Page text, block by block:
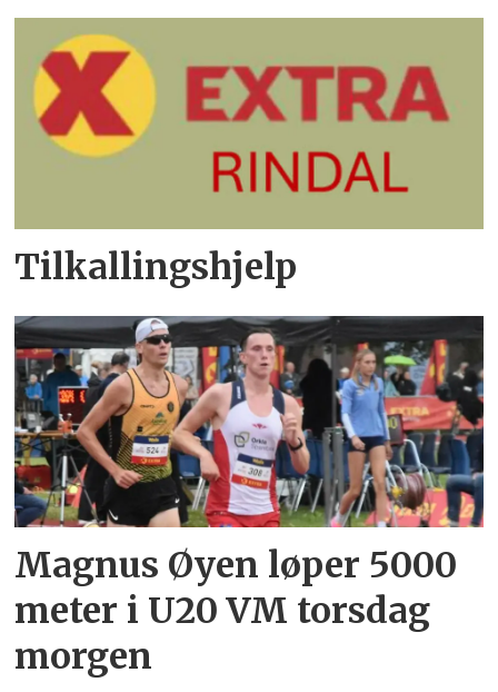
Tilkallingshjelp
Magnus Øyen løper 5000
meter i U20 VM torsdag
morgen